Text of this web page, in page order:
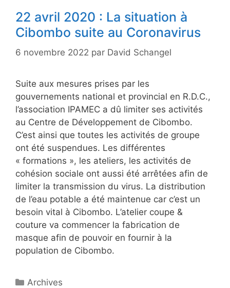
22 avril 2020 : La situation à
Cibombo suite au Coronavirus
6 novembre 2022 par David Schangel
Suite aux mesures prises par les
gouvernements national et provincial en R.D.C.,
l’association IPAMEC a dû limiter ses activités
au Centre de Développement de Cibombo.
C’est ainsi que toutes les activités de groupe
ont été suspendues. Les différentes
« formations », les ateliers, les activités de
cohésion sociale ont aussi été arrêtées afin de
limiter la transmission du virus. La distribution
de l’eau potable a été maintenue car c’est un
besoin vital à Cibombo. L’atelier coupe &
couture va commencer la fabrication de
masque afin de pouvoir en fournir à la
population de Cibombo.
Catégories
Archives